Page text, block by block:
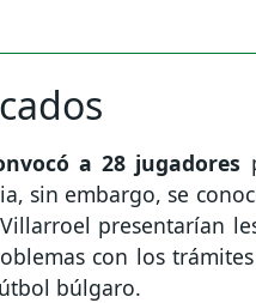
a 28 jugadores
sin embargo, se
presentarían
con los
búlgaro.